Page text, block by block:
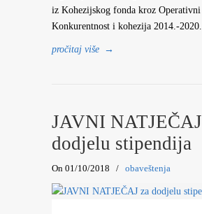
iz Kohezijskog fonda kroz
Konkurentnost i kohezija 2014.-2020.
pročitaj više →
JAVNI
dodjelu stipendija
On 01/10/2018 / obaveštenja